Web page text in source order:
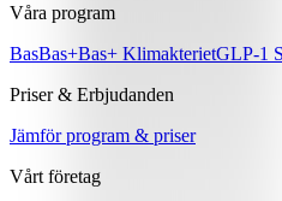
Våra program
BasBas+Bas+ KlimakterietGLP-1
Priser & Erbjudanden
Jämför program & priser
Vårt företag